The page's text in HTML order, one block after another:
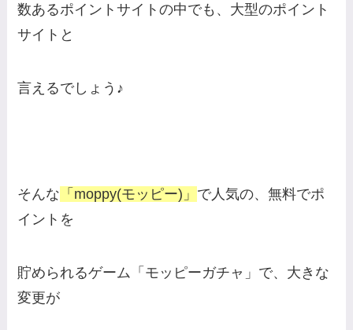
数あるポイントサイトの中でも、大型のポイント
サイトと
言えるでしょう♪
そんな 「moppy(モッピー)」 で人気の、無料でポ
イントを
貯められるゲーム「モッピーガチャ」で、大きな
変更が